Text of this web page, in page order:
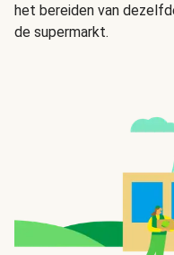
het bereiden van
de supermarkt.